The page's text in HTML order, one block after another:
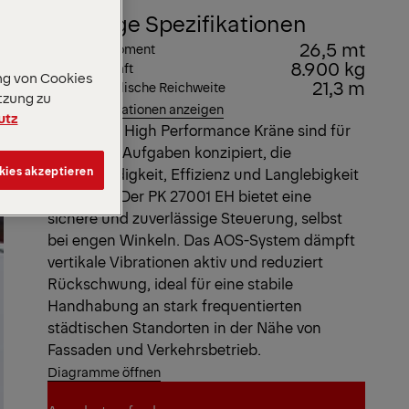
Wichtige Spezifikationen
Max. Hubmoment 26,5 mt
Max. Hubkraft 8.900 kg
Max. hydraulische Reichweite 21,3 m
Alle Spezifikationen anzeigen
Unsere EH High Performance Kräne sind für
alltägliche Aufgaben konzipiert, die
Geschwindigkeit, Effizienz und Langlebigkeit
erfordern. Der PK 27001 EH bietet eine
sichere und zuverlässige Steuerung, selbst
bei engen Winkeln. Das AOS-System dämpft
vertikale Vibrationen aktiv und reduziert
Rückschwung, ideal für eine stabile
Handhabung an stark frequentierten
städtischen Standorten in der Nähe von
Fassaden und Verkehrsbetrieb.
Diagramme öffnen
von Cookies
zu
akzeptieren